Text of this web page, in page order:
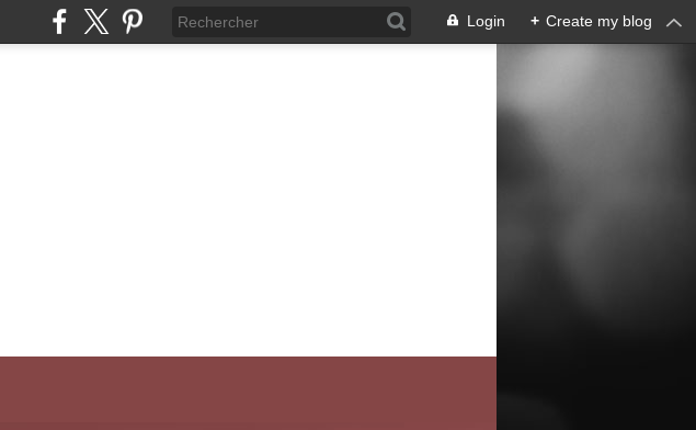
Login + Create my blog